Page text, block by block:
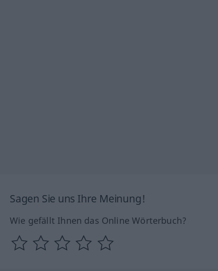
Sagen Sie uns Ihre Meinung!
Wie gefällt Ihnen das Online Wörterbuch?